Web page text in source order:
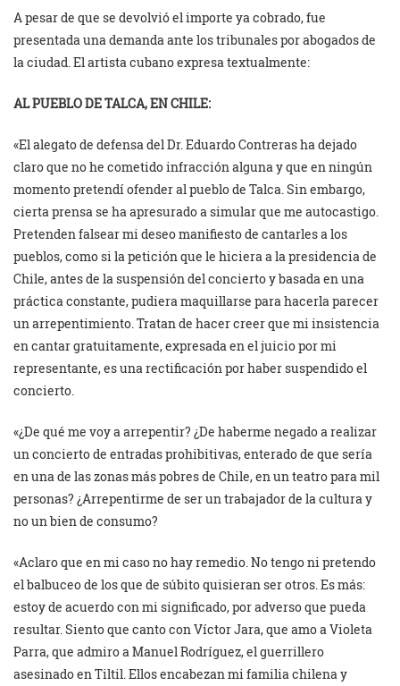
A pesar de que se devolvió el importe ya cobrado, fue
presentada una demanda ante los tribunales por abogados de
la ciudad. El artista cubano expresa textualmente:
AL PUEBLO DE TALCA, EN CHILE:
«El alegato de defensa del Dr. Eduardo Contreras ha dejado
claro que no he cometido infracción alguna y que en ningún
momento pretendí ofender al pueblo de Talca. Sin embargo,
cierta prensa se ha apresurado a simular que me autocastigo.
Pretenden falsear mi deseo manifiesto de cantarles a los
pueblos, como si la petición que le hiciera a la presidencia de
Chile, antes de la suspensión del concierto y basada en una
práctica constante, pudiera maquillarse para hacerla parecer
un arrepentimiento. Tratan de hacer creer que mi insistencia
en cantar gratuitamente, expresada en el juicio por mi
representante, es una rectificación por haber suspendido el
concierto.
«¿De qué me voy a arrepentir? ¿De haberme negado a realizar
un concierto de entradas prohibitivas, enterado de que sería
en una de las zonas más pobres de Chile, en un teatro para mil
personas? ¿Arrepentirme de ser un trabajador de la cultura y
no un bien de consumo?
«Aclaro que en mi caso no hay remedio. No tengo ni pretendo
el balbuceo de los que de súbito quisieran ser otros. Es más:
estoy de acuerdo con mi significado, por adverso que pueda
resultar. Siento que canto con Víctor Jara, que amo a Violeta
Parra, que admiro a Manuel Rodríguez, el guerrillero
asesinado en Tiltil. Ellos encabezan mi familia chilena y